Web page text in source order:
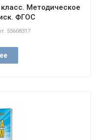
Методическое
ФГОС
55608317